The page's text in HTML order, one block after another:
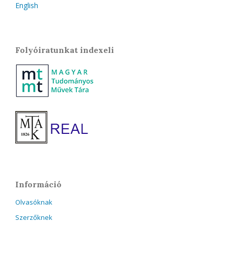
English
Folyóiratunkat indexeli
Információ
Olvasóknak
Szerzőknek